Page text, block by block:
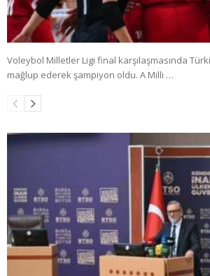
Voleybol Milletler Ligi final karşılaşmasında
mağlup ederek şampiyon oldu. A Milli …